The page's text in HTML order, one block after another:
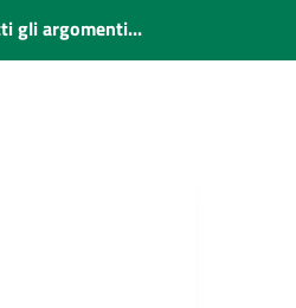
gli argomenti...